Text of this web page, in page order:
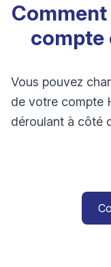
compte
Vous pouvez
de votre compte
déroulant à côté